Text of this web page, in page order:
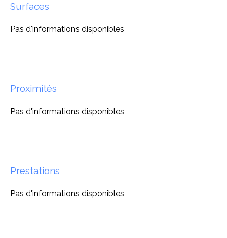
Surfaces
Pas d'informations disponibles
Proximités
Pas d'informations disponibles
Prestations
Pas d'informations disponibles